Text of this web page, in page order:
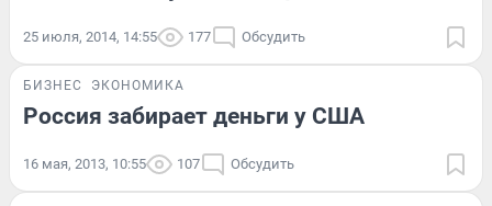
25 июля, 2014, 14:55 177 Обсудить
БИЗНЕС ЭКОНОМИКА
Россия забирает деньги у США
16 мая, 2013, 10:55 107 Обсудить